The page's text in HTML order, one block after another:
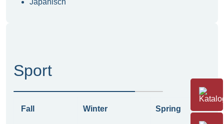
Japanisch
Sport
Fall Winter Spring